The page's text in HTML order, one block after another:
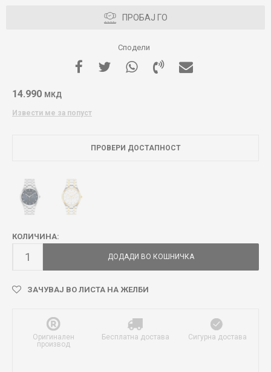
ПРОБАЈ ГО
Сподели
14.990 МКД
Извести ме за попуст
ПРОВЕРИ ДОСТАПНОСТ
КОЛИЧИНА:
ДОДАДИ ВО КОШНИЧКА
ЗАЧУВАЈ ВО ЛИСТА НА ЖЕЛБИ
Оригинален
производ
Бесплатна достава Сигурна достава